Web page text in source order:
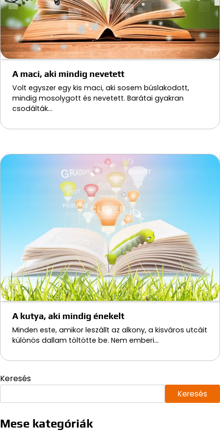
A maci, aki mindig nevetett
Volt egyszer egy kis maci, aki sosem búslakodott,
mindig mosolygott és nevetett. Barátai gyakran
csodálták…
A kutya, aki mindig énekelt
Minden este, amikor leszállt az alkony, a kisváros utcáit
különös dallam töltötte be. Nem emberi…
Keresés
Keresés
Mese kategóriák